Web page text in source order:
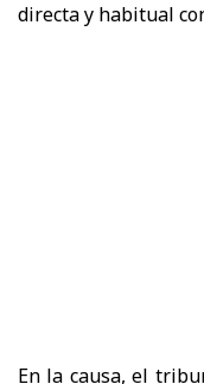
directa y habitual
En la causa, el